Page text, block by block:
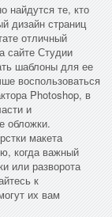
найдутся те, кто
дизайн страниц
отличный
сайте Студии
шаблоны для ее
воспользоваться
Photoshop, в
и
обложки.
макета
когда важный
или разворота
к
их вам